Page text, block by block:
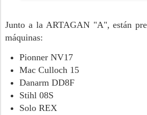
Junto a la ARTAGAN "A", están
máquinas:
Pionner NV17
Mac Culloch 15
Danarm DD8F
Stihl 08S
Solo REX